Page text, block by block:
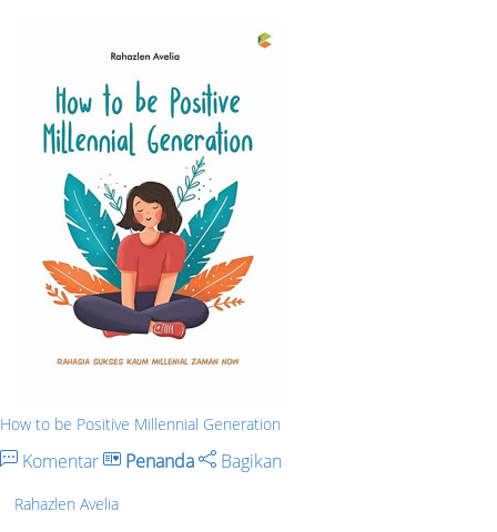
How to be Positive Millennial Generation
Komentar Penanda Bagikan
Rahazlen Avelia